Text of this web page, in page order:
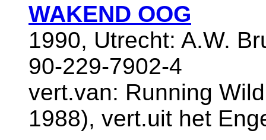
WAKEND OOG
1990, Utrecht: A.W.
90-229-7902-4
vert.van: Running
1988), vert.uit het